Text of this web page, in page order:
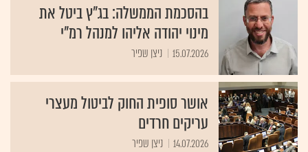
בהסכמת הממשלה: בג"ץ ביטל את
מינוי יהודה אליהו למנהל רמ"י
15.07.2026 ניצן שפיר
אושר סופית החוק לביטול מעצרי
עריקים חרדים
14.07.2026 ניצן שפיר